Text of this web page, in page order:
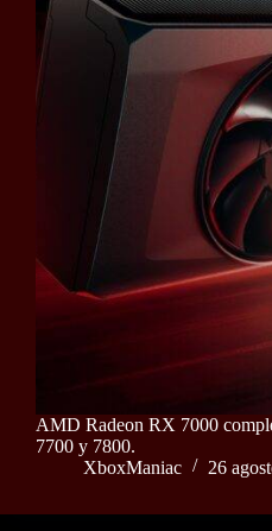
AMD Radeon RX 7000
7700 y 7800.
XboxManiac
26